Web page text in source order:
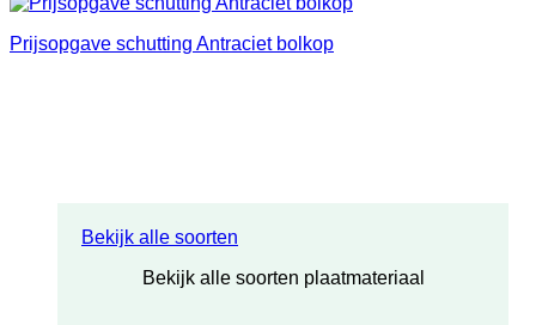
Bekijk alle soorten
Bekijk alle soorten plaatmateriaal
Prijsopgave schutting Antraciet bolkop